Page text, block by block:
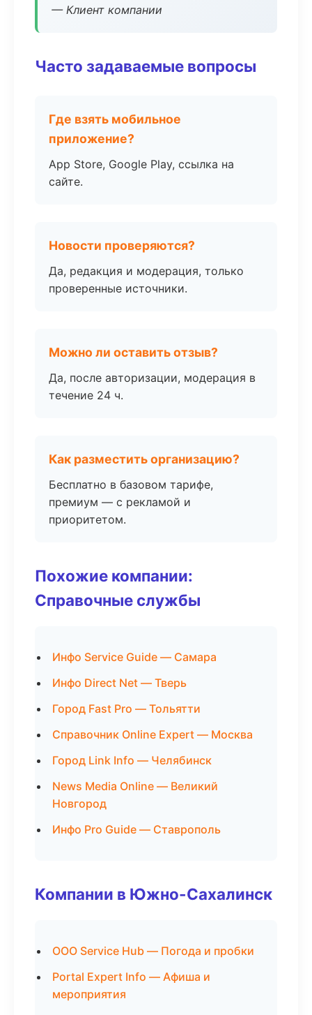
— Клиент компании
Часто задаваемые вопросы
Где взять мобильное
приложение?
App Store, Google Play, ссылка на
сайте.
Новости проверяются?
Да, редакция и модерация, только
проверенные источники.
Можно ли оставить отзыв?
Да, после авторизации, модерация в
течение 24 ч.
Как разместить организацию?
Бесплатно в базовом тарифе,
премиум — с рекламой и
приоритетом.
Похожие компании:
Справочные службы
Инфо Service Guide — Самара
Инфо Direct Net — Тверь
Город Fast Pro — Тольятти
Справочник Online Expert — Москва
Город Link Info — Челябинск
News Media Online — Великий
Новгород
Инфо Pro Guide — Ставрополь
Компании в Южно-Сахалинск
ООО Service Hub — Погода и пробки
Portal Expert Info — Афиша и
мероприятия